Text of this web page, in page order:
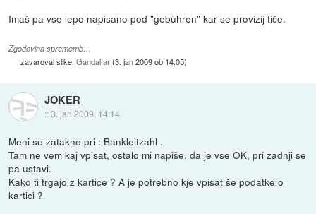
Imaš pa vse lepo napisano pod "gebühren" kar se provizij tiče.
Zgodovina sprememb…
zavaroval slike:Gandalfar(3. jan 2009 ob 14:05)
JOKER
::3. jan 2009, 14:14
Meni se zatakne pri : Bankleitzahl .
Tam ne vem kaj vpisat, ostalo mi napiše, da je vse OK, pri zadnji se
pa ustavi.
Kako ti trgajo z kartice ? A je potrebno kje vpisat še podatke o
kartici ?